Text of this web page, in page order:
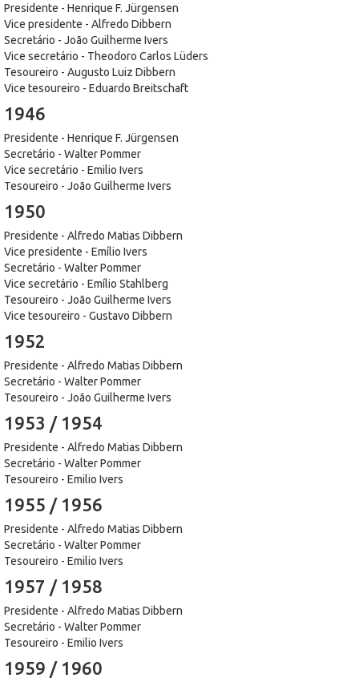
Presidente - Henrique F. Jürgensen
Vice presidente - Alfredo Dibbern
Secretário - João Guilherme Ivers
Vice secretário - Theodoro Carlos Lüders
Tesoureiro - Augusto Luiz Dibbern
Vice tesoureiro - Eduardo Breitschaft
1946
Presidente - Henrique F. Jürgensen
Secretário - Walter Pommer
Vice secretário - Emilio Ivers
Tesoureiro - João Guilherme Ivers
1950
Presidente - Alfredo Matias Dibbern
Vice presidente - Emílio Ivers
Secretário - Walter Pommer
Vice secretário - Emílio Stahlberg
Tesoureiro - João Guilherme Ivers
Vice tesoureiro - Gustavo Dibbern
1952
Presidente - Alfredo Matias Dibbern
Secretário - Walter Pommer
Tesoureiro - João Guilherme Ivers
1953 / 1954
Presidente - Alfredo Matias Dibbern
Secretário - Walter Pommer
Tesoureiro - Emilio Ivers
1955 / 1956
Presidente - Alfredo Matias Dibbern
Secretário - Walter Pommer
Tesoureiro - Emilio Ivers
1957 / 1958
Presidente - Alfredo Matias Dibbern
Secretário - Walter Pommer
Tesoureiro - Emilio Ivers
1959 / 1960